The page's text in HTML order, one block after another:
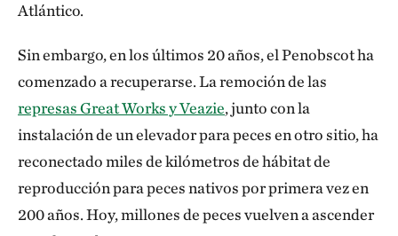
Atlántico.
Sin embargo, en los últimos 20 años, el Penobscot ha
comenzado a recuperarse. La remoción de las
represas Great Works y Veazie, junto con la
instalación de un elevador para peces en otro sitio, ha
reconectado miles de kilómetros de hábitat de
reproducción para peces nativos por primera vez en
200 años. Hoy, millones de peces vuelven a ascender